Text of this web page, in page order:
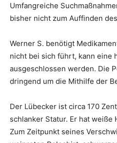
Umfangreiche
bisher nicht zum Auffinden
Werner S. benötigt
nicht bei sich führt, kann eine
ausgeschlossen werden. Die
dringend um die Mithilfe der
Der Lübecker ist circa 170
schlanker Statur. Er hat weiße
Zum Zeitpunkt seines